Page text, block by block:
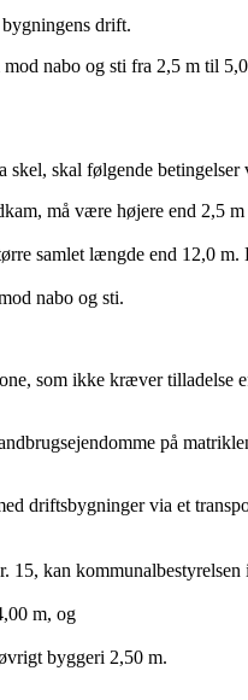
drift.
nabo og sti fra 2,5 m til
skel, skal følgende
må være højere end 2,5
samlet længde end 12,0
nabo og sti.
som ikke kræver
på
driftsbygninger via et
kan
m, og
byggeri 2,50 m.